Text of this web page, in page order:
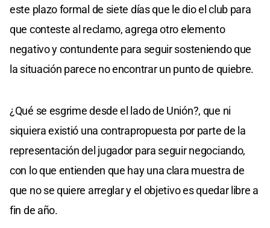
este plazo formal de siete días que le dio el club para
que conteste al reclamo, agrega otro elemento
negativo y contundente para seguir sosteniendo que
la situación parece no encontrar un punto de quiebre.
¿Qué se esgrime desde el lado de Unión?, que ni
siquiera existió una contrapropuesta por parte de la
representación del jugador para seguir negociando,
con lo que entienden que hay una clara muestra de
que no se quiere arreglar y el objetivo es quedar libre a
fin de año.